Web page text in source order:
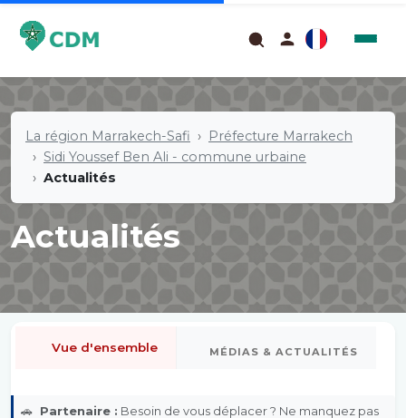
La région Marrakech-Safi
Préfecture Marrakech
Sidi Youssef Ben Ali - commune urbaine
Actualités
Actualités
Vue d'ensemble MÉDIAS & ACTUALITÉS
🚗 Partenaire : Besoin de vous déplacer ? Ne manquez pas